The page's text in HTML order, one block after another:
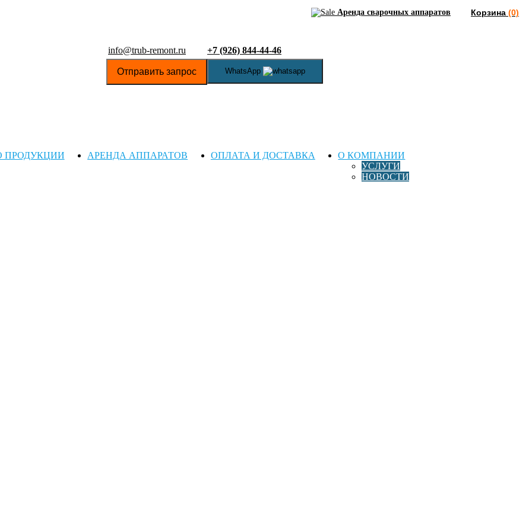
Аренда сварочных аппаратов Корзина (0)
info@trub-remont.ru
Отправить запрос
+7 (926) 844-44-46
WhatsApp
ПРОДУКЦИИ АРЕНДА АППАРАТОВ ОПЛАТА И ДОСТАВКА
О КОМПАНИИ
УСЛУГИ
НОВОСТИ